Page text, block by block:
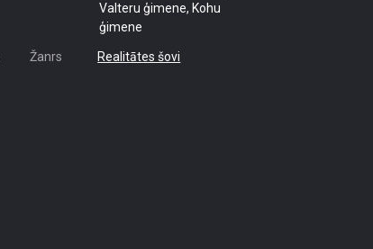
Valteru ģimene, Kohu
ģimene
Žanrs Realitātes šovi